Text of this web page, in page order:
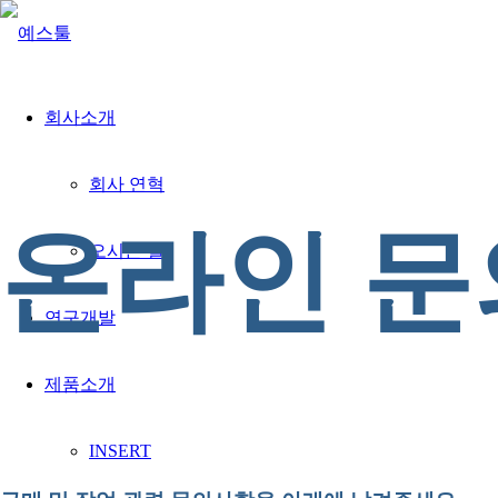
회사소개
회사 연혁
오시는 길
연구개발
제품소개
INSERT
온라인